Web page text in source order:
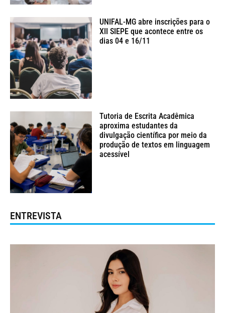
UNIFAL-MG abre inscrições para o
XII SIEPE que acontece entre os
dias 04 e 16/11
Tutoria de Escrita Acadêmica
aproxima estudantes da
divulgação científica por meio da
produção de textos em linguagem
acessível
ENTREVISTA